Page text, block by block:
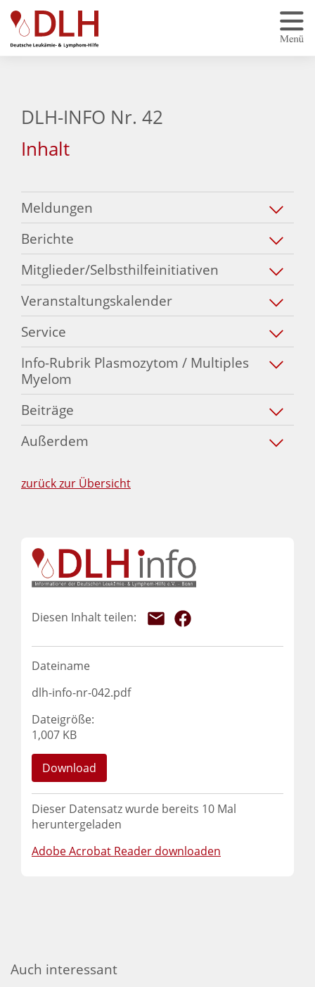
Zum Hauptinhalt springen
DLH-INFO Nr. 42
Inhalt
Meldungen
Berichte
Mitglieder/Selbsthilfeinitiativen
Veranstaltungskalender
Service
Info-Rubrik Plasmozytom / Multiples
Myelom
Beiträge
Außerdem
zurück zur Übersicht
Dateiname
dlh-info-nr-042.pdf
Dateigröße:
1,007 KB
Download
Dieser Datensatz wurde bereits 10 Mal
heruntergeladen
Adobe Acrobat Reader downloaden
Auch interessant